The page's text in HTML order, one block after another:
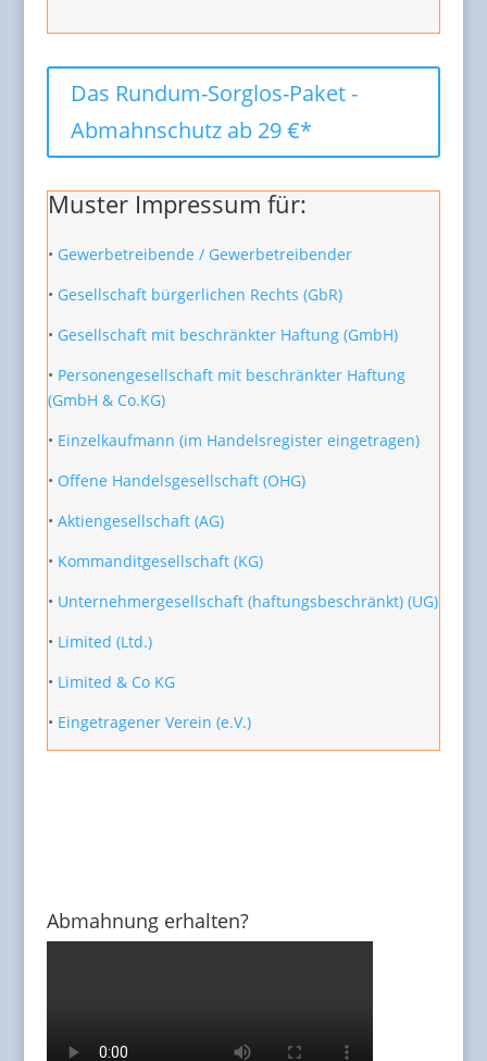
Das Rundum-Sorglos-Paket -
Abmahnschutz ab 29 €*
Muster Impressum für:
• Gewerbetreibende / Gewerbetreibender
• Gesellschaft bürgerlichen Rechts (GbR)
• Gesellschaft mit beschränkter Haftung (GmbH)
• Personengesellschaft mit beschränkter Haftung
(GmbH & Co.KG)
• Einzelkaufmann (im Handelsregister eingetragen)
• Offene Handelsgesellschaft (OHG)
• Aktiengesellschaft (AG)
• Kommanditgesellschaft (KG)
• Unternehmergesellschaft (haftungsbeschränkt) (UG)
• Limited (Ltd.)
• Limited & Co KG
• Eingetragener Verein (e.V.)
Abmahnung erhalten?